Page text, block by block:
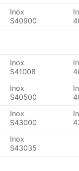
Inox
S40900
Inox
S41008
Inox
S40500
Inox
S43000
Inox
S43035